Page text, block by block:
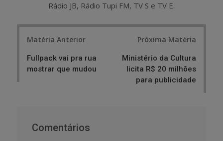
Rádio JB, Rádio Tupi FM, TV S e TV E.
Matéria Anterior
Fullpack vai pra rua
mostrar que mudou
Próxima Matéria
Ministério da Cultura
licita R$ 20 milhões
para publicidade
Comentários